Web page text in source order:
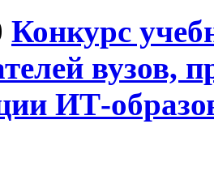
Конкурс
вузов,
ИТ-